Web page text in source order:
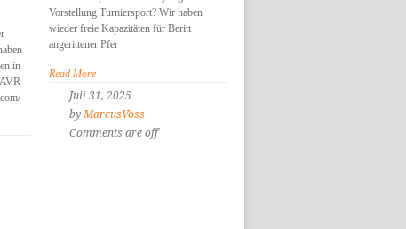
in
Vorstellung Turniersport? Wir haben
wieder freie Kapazitäten für Beritt
angerittener Pfer
Read More
Juli 31, 2025
byMarcusVoss
Comments are off